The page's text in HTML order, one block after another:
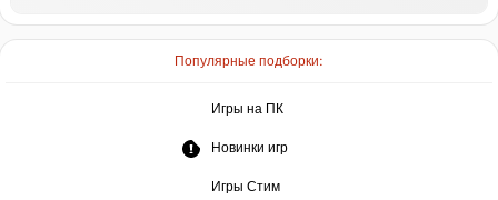
Популярные подборки:
Игры на ПК
Новинки игр
Игры Стим